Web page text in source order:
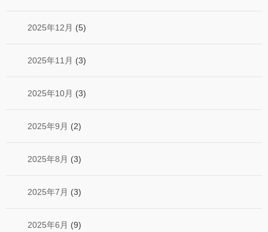
2025年12月 (5)
2025年11月 (3)
2025年10月 (3)
2025年9月 (2)
2025年8月 (3)
2025年7月 (3)
2025年6月 (9)